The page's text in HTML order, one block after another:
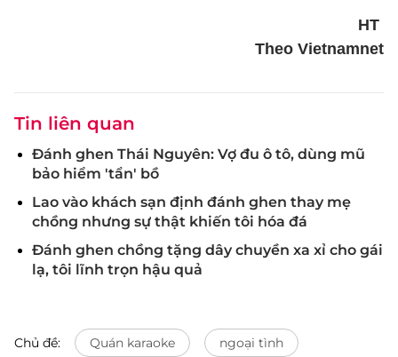
HT
Theo Vietnamnet
Tin liên quan
Đánh ghen Thái Nguyên: Vợ đu ô tô, dùng mũ
bảo hiểm 'tẩn' bồ
Lao vào khách sạn định đánh ghen thay mẹ
chồng nhưng sự thật khiến tôi hóa đá
Đánh ghen chồng tặng dây chuyền xa xỉ cho gái
lạ, tôi lĩnh trọn hậu quả
Chủ đề: Quán karaoke ngoại tình